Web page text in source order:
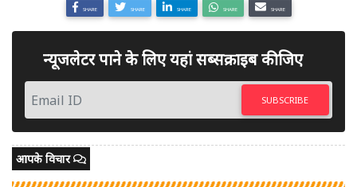
SHARE SHARE SHARE SHARE SHARE
न्यूजलेटर पाने के लिए यहां सब्सक्राइब कीजिए
SUBSCRIBE
आपके विचार